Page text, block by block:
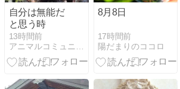
自分は無能だ
と思う時
13時間前
アニマルコミュニケーション 動物さんと話します♪
8月8日
17時間前
陽だまりのココロ